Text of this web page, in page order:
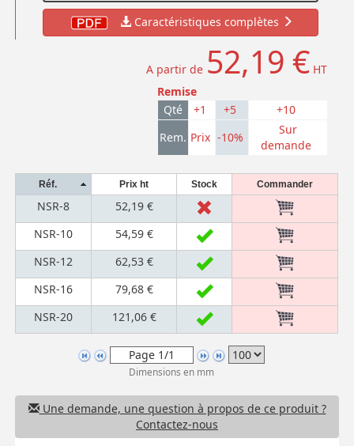
Caractéristiques complètes
A partir de 52,19 € HT
Remise
Qté
+1 +5
+10
Rem. Prix -10%
Sur
demande
Réf. Prix ht Stock Commander
NSR-8
52,19 €
NSR-10
54,59 €
NSR-12
62,53 €
NSR-16
79,68 €
NSR-20
121,06 €
Dimensions en mm
Une demande, une question à propos de ce produit ?
Contactez-nous